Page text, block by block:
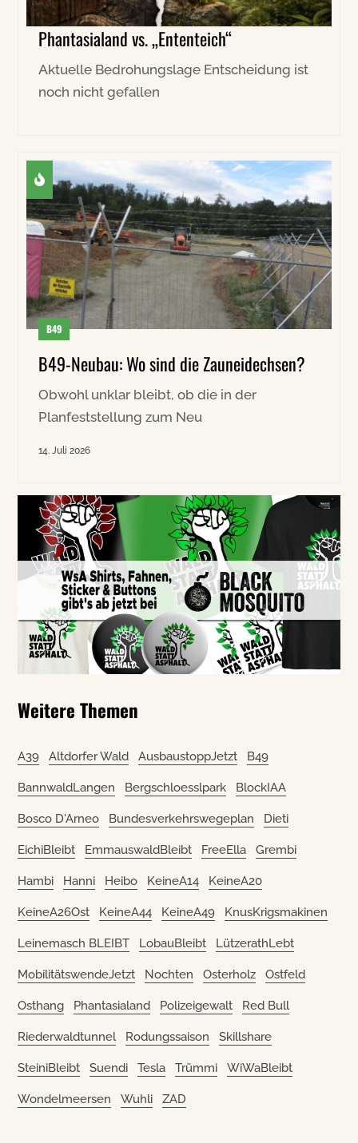
Phantasialand vs. „Ententeich“
Aktuelle Bedrohungslage Entscheidung ist
noch nicht gefallen
B49
B49-Neubau: Wo sind die Zauneidechsen?
Obwohl unklar bleibt, ob die in der
Planfeststellung zum Neu
14. Juli 2026
Weitere Themen
A39 Altdorfer Wald AusbaustoppJetzt B49
BannwaldLangen Bergschloesslpark BlockIAA
Bosco D'Arneo Bundesverkehrswegeplan Dieti
EichiBleibt EmmauswaldBleibt FreeElla Grembi
Hambi Hanni Heibo KeineA14 KeineA20
KeineA26Ost KeineA44 KeineA49 KnusKrigsmakinen
Leinemasch BLEIBT LobauBleibt LützerathLebt
MobilitätswendeJetzt Nochten Osterholz Ostfeld
Osthang Phantasialand Polizeigewalt Red Bull
Riederwaldtunnel Rodungssaison Skillshare
SteiniBleibt Suendi Tesla Trümmi WiWaBleibt
Wondelmeersen Wuhli ZAD